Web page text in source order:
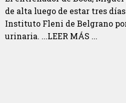
de alta luego de estar tres
Instituto Fleni de Belgrano
urinaria. ...LEER MÁS ...